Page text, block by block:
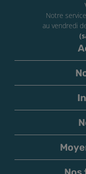
Notre
au vendredi